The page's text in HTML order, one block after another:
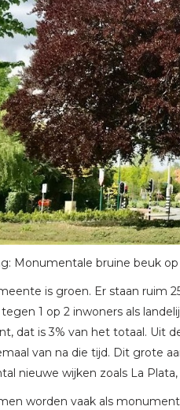
Monumentale bruine beuk
is groen. Er staan ruim
1 op 2 inwoners als
dat is 3% van het totaal. Uit
van na die tijd. Dit grote
nieuwe wijken zoals La
worden vaak als